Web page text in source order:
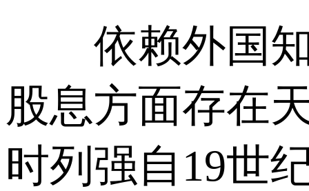
依赖外国知
股息方面存在
时列强自19世